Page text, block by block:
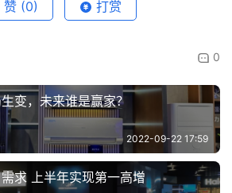
赞 (0) 打赏
0
变，未来谁是赢家？
2022-09-22 17:59
求 上半年实现第一高增